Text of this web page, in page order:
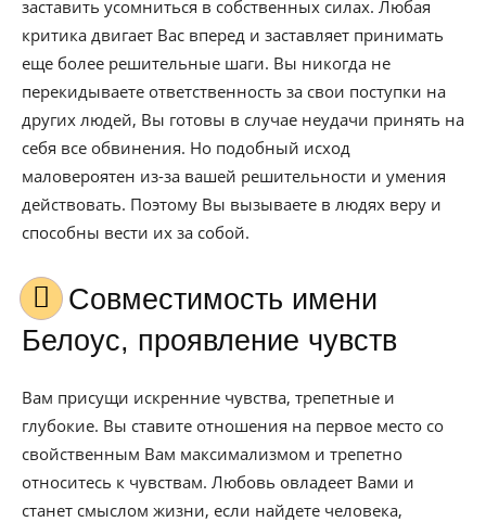
заставить усомниться в собственных силах. Любая
критика двигает Вас вперед и заставляет принимать
еще более решительные шаги. Вы никогда не
перекидываете ответственность за свои поступки на
других людей, Вы готовы в случае неудачи принять на
себя все обвинения. Но подобный исход
маловероятен из-за вашей решительности и умения
действовать. Поэтому Вы вызываете в людях веру и
способны вести их за собой.
Совместимость имени
Белоус, проявление чувств
Вам присущи искренние чувства, трепетные и
глубокие. Вы ставите отношения на первое место со
свойственным Вам максимализмом и трепетно
относитесь к чувствам. Любовь овладеет Вами и
станет смыслом жизни, если найдете человека,